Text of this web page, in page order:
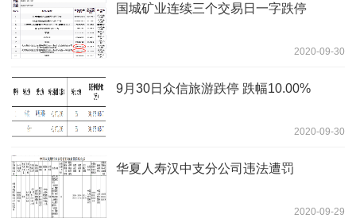
国城矿业连续三个交易日一字跌停
2020-09-30
9月30日众信旅游跌停 跌幅10.00%
2020-09-30
华夏人寿汉中支分公司违法遭罚
2020-09-29